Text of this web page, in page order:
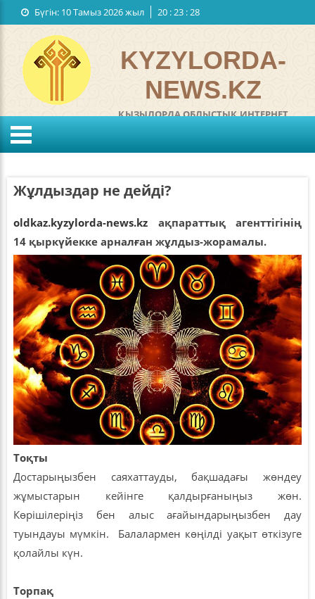
Бүгін: 10 Тамыз 2026 жыл 20 :23 :29
Мемлекеттiк рәміздер
KYZYLORDA-
NEWS.KZ
ҚЫЗЫЛОРДА ОБЛЫСТЫҚ ИНТЕРНЕТ
Қысым:мм
Жұлдыздар не дейді?
oldkaz.kyzylorda-news.kzақпараттық агенттігінің
14 қыркүйекке арналған жұлдыз-жорамалы.
Тоқты
Достарыңызбен саяхаттауды, бақшадағы жөндеу
жұмыстарын кейінге қалдырғаныңыз жөн.
Көрішілеріңіз бен алыс ағайындарыңызбен дау
туындауы мүмкін. Балалармен көңілді уақыт өткізуге
қолайлы күн.
Торпақ